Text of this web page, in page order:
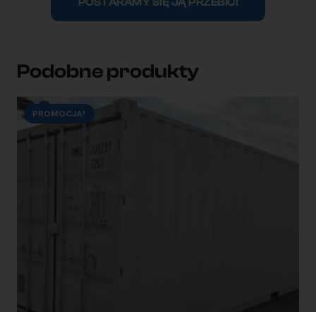
POSTARAMY SIĘ JĄ PRZEBIĆ!
Podobne produkty
PROMOCJA!